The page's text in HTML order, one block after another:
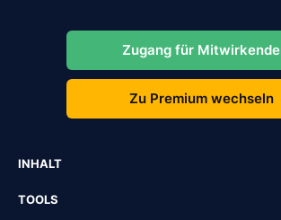
Zugang für Mitwirkende
Zu Premium wechseln
INHALT
TOOLS